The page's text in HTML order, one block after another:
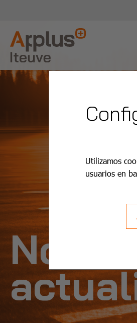
Utilizamos
usuarios en